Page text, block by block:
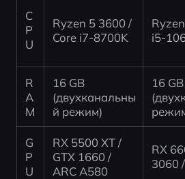
C
P
U
Ryzen 5 3600 /
Core i7-8700K
i5-
R
A
M
16 GB
(двухканальны
й режим)
16 GB
G
P
U
RX 5500 XT /
GTX 1660 /
ARC A580
RX
3060